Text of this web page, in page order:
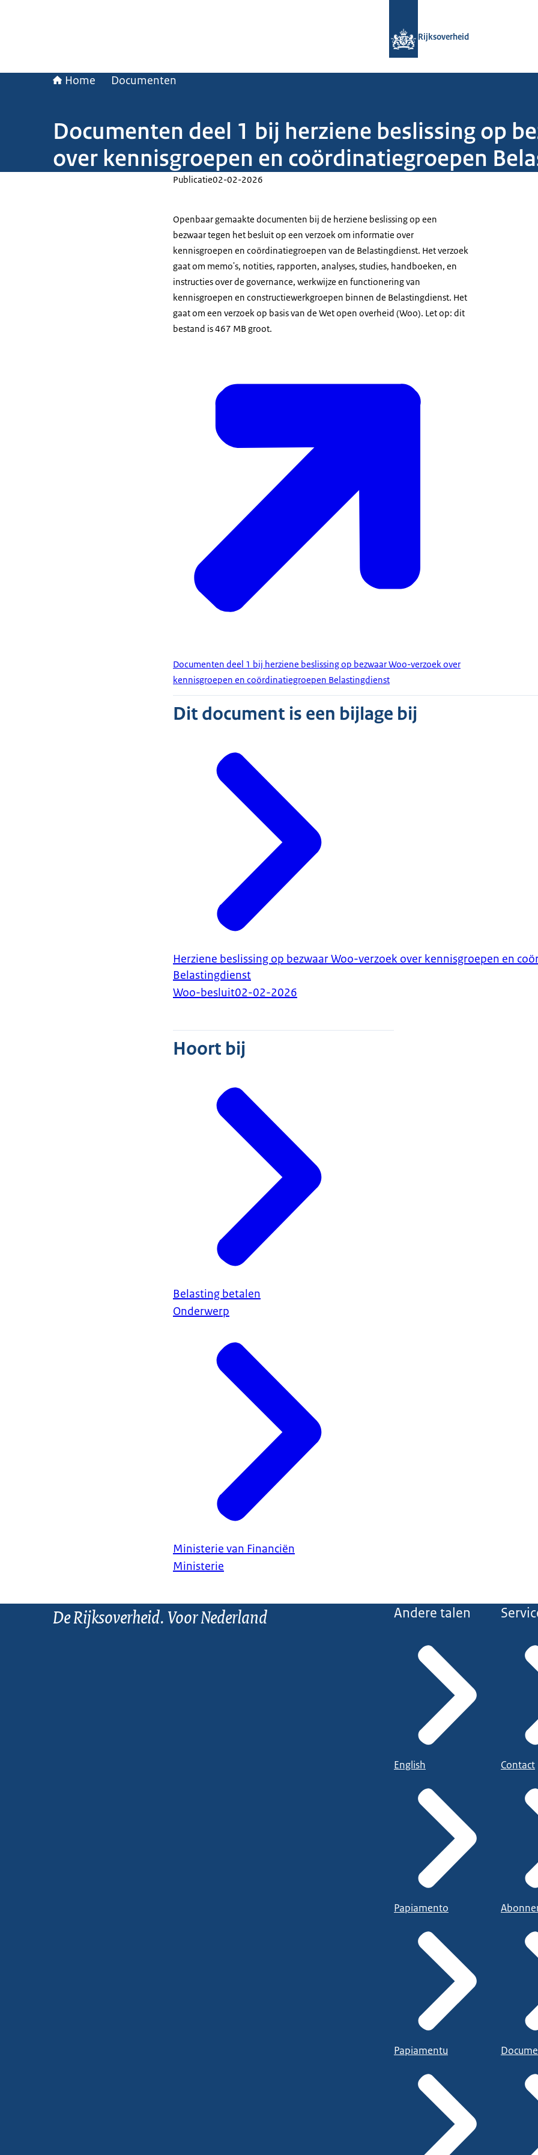
Rijksoverheid
Home Documenten
Documenten deel 1 bij herziene beslissing op
over kennisgroepen en coördinatiegroepen
Publicatie02-02-2026
Openbaar gemaakte documenten bij de herziene beslissing op een
bezwaar tegen het besluit op een verzoek om informatie over
kennisgroepen en coördinatiegroepen van de Belastingdienst. Het verzoek
gaat om memo's, notities, rapporten, analyses, studies, handboeken, en
instructies over de governance, werkwijze en functionering van
kennisgroepen en constructiewerkgroepen binnen de Belastingdienst. Het
gaat om een verzoek op basis van de Wet open overheid (Woo). Let op: dit
bestand is 467 MB groot.
Documenten deel 1 bij herziene beslissing op bezwaar Woo-verzoek over
kennisgroepen en coördinatiegroepen Belastingdienst
Dit document is een bijlage bij
Herziene beslissing op bezwaar Woo-verzoek over kennisgroepen en
Belastingdienst
Woo-besluit02-02-2026
Hoort bij
Belasting betalen
Onderwerp
Ministerie van Financiën
Ministerie
De Rijksoverheid. Voor Nederland Andere talen
English
Papiamento
Papiamentu
Contact